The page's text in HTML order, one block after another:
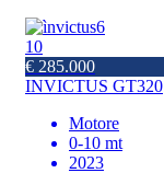
10
€ 285.000
INVICTUS GT320
Motore
0-10 mt
2023